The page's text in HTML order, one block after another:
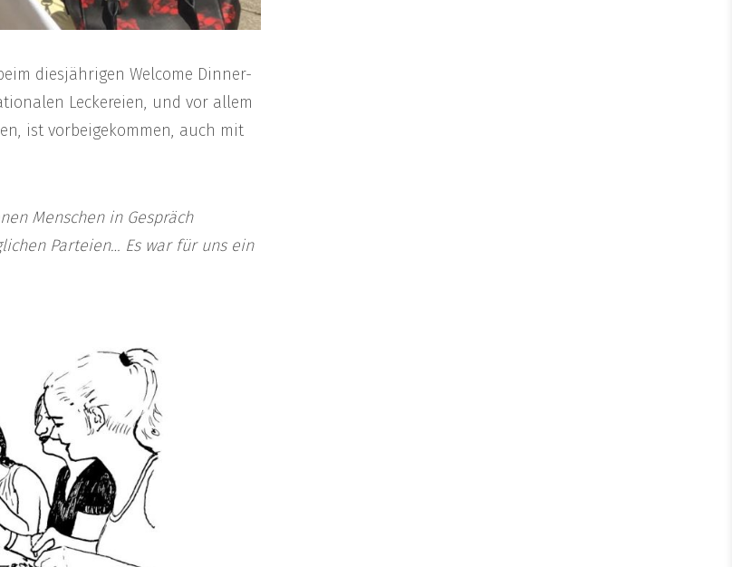
diesjährigen Welcome Dinner-
Leckereien, und vor allem
ist vorbeigekommen, auch mit
Menschen in Gespräch
Parteien… Es war für uns ein